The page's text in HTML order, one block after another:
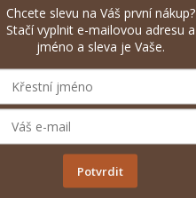
údržbu chodníků
Chcete slevu na Váš první nákup?
Stačí vyplnit e-mailovou adresu a
jméno a sleva je Vaše.
Potvrdit